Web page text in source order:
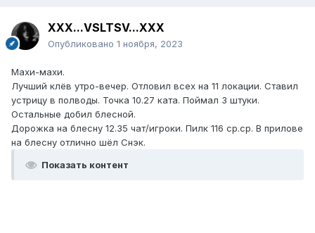
XXX...VSLTSV...XXX
Опубликовано 1 ноября, 2023
Махи-махи.
Лучший клёв утро-вечер. Отловил всех на 11 локации. Ставил
устрицу в полводы. Точка 10.27 ката. Поймал 3 штуки.
Остальные добил блесной.
Дорожка на блесну 12.35 чат/игроки. Пилк 116 ср.ср. В прилове
на блесну отлично шёл Снэк.
Показать контент